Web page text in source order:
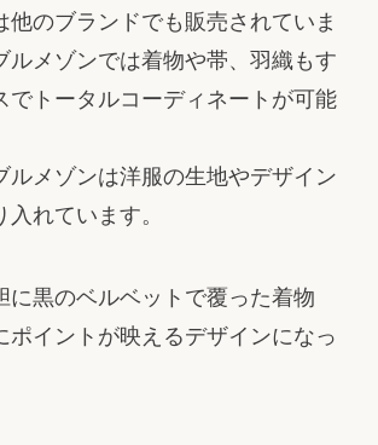
他のブランドでも販売されていま
ルメゾンでは着物や帯、羽織もす
でトータルコーディネートが可能
ルメゾンは洋服の生地やデザイン
れています。
に黒のベルベットで覆った着物
ポイントが映えるデザインになっ